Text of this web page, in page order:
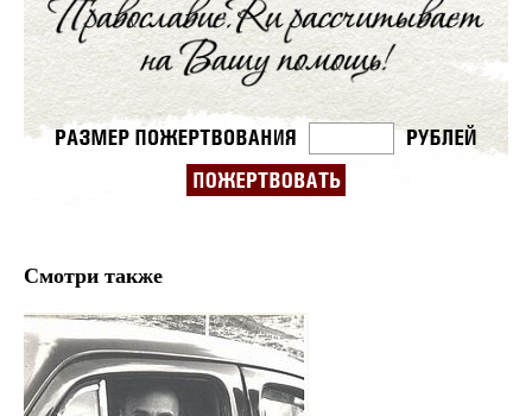
Смотри также